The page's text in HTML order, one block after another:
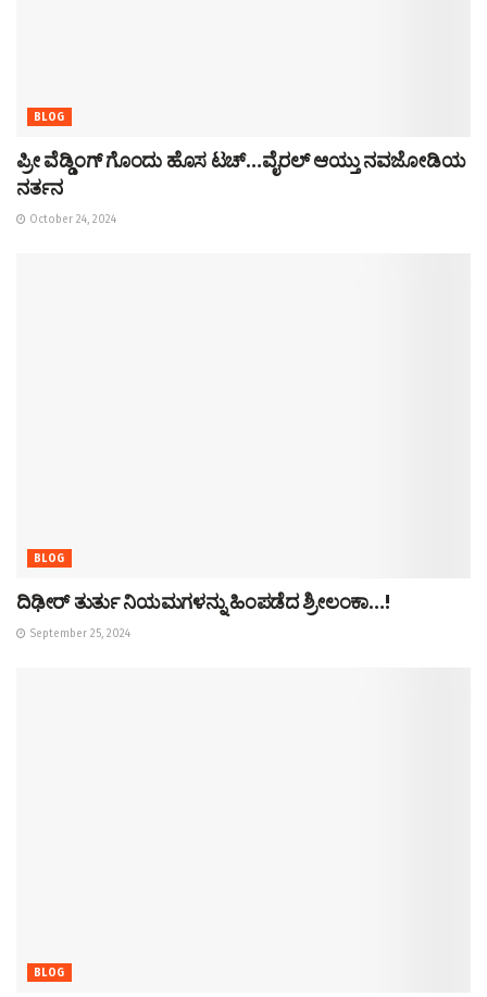
BLOG
ಪ್ರೀ ವೆಡ್ಡಿಂಗ್ ಗೊಂದು ಹೊಸ ಟಚ್…ವೈರಲ್ ಆಯ್ತು ನವಜೋಡಿಯ
ನರ್ತನ
October 24, 2024
BLOG
ದಿಢೀರ್ ತುರ್ತು ನಿಯಮಗಳನ್ನು ಹಿಂಪಡೆದ ಶ್ರೀಲಂಕಾ…!
September 25, 2024
BLOG